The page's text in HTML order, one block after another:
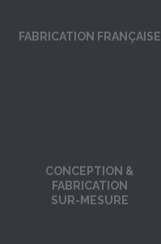
FABRICATION FRANÇAISE
CONCEPTION &
FABRICATION
SUR-MESURE